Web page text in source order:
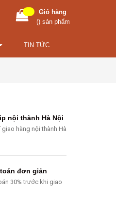
Giỏ hàng
() sản phẩm
TIN TỨC
nội thành Hà Nội
giao hàng nội thành Hà
đơn giản
30% trước khi giao